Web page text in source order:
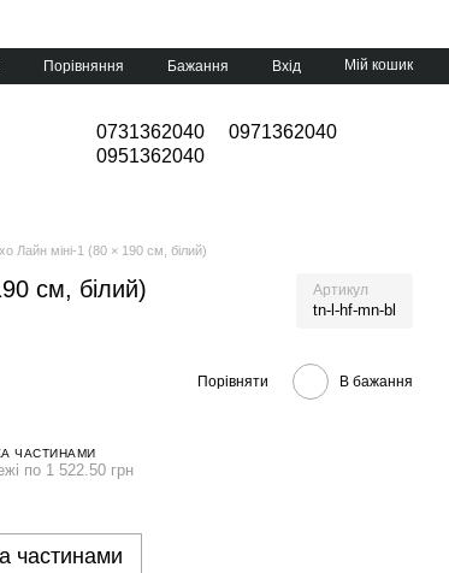
Порівняння Бажання Вхід Мій кошик
0731362040
0971362040
0951362040
Лайн міні-1 (80 × 190 см, білий)
см, білий) Артикул
tn-l-hf-mn-bl
Порівняти В бажання
ЧАСТИНАМИ
по 1 522.50 грн
частинами